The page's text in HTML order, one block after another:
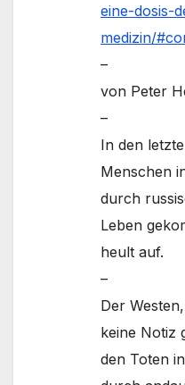
eine-dosis-
medizin/
–
von Peter
–
In den
Menschen
durch
Leben
heult auf.
–
Der
keine Notiz
den Toten